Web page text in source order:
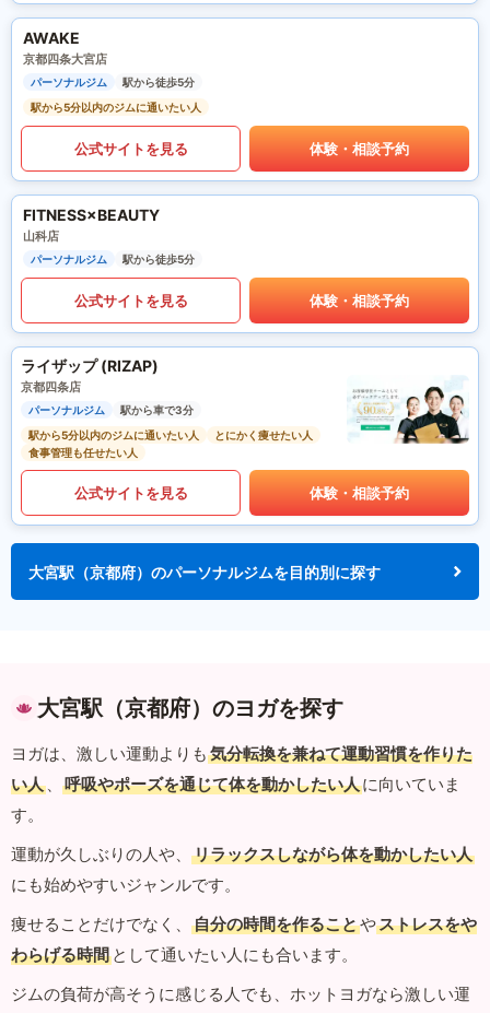
AWAKE
京都四条大宮店
パーソナルジム
駅から徒歩5分
駅から5分以内のジムに通いたい人
公式サイトを見る 体験・相談予約
FITNESS×BEAUTY
山科店
パーソナルジム 駅から徒歩5分
公式サイトを見る 体験・相談予約
ライザップ (RIZAP)
京都四条店
パーソナルジム
駅から車で3分
駅から5分以内のジムに通いたい人
とにかく痩せたい人
食事管理も任せたい人
公式サイトを見る 体験・相談予約
大宮駅（京都府）のパーソナルジムを目的別に探す
大宮駅（京都府）のヨガを探す
ヨガは、激しい運動よりも 気分転換を兼ねて運動習慣を作りた
い人 、 呼吸やポーズを通じて体を動かしたい人に向いていま
す。
運動が久しぶりの人や、
リラックスしながら体を動かしたい人
にも始めやすいジャンルです。
痩せることだけでなく、
自分の時間を作ることやストレスをや
わらげる時間 として通いたい人にも合います。
ジムの負荷が高そうに感じる人でも、ホットヨガなら激しい運